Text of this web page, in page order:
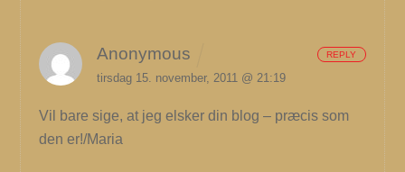
Anonymous
tirsdag 15. november, 2011 @ 21:19
Vil bare sige, at jeg elsker din blog – præcis som
den er!/Maria
REPLY